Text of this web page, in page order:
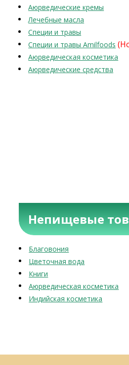
Аюрведические кремы
Лечебные масла
Специи и травы
Специи и травы Amilfoods
Аюрведическая косметика
Аюрведические средства
Непищевые
Благовония
Цветочная вода
Книги
Аюрведическая косметика
Индийская косметика